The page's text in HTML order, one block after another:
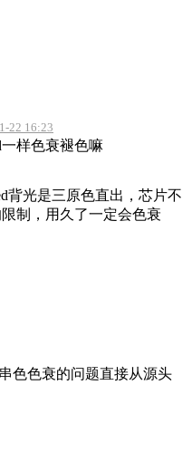
22 16:23
样色衰褪色嘛
背光是三原色直出，芯片不
制，用久了一定会色衰
色色衰的问题直接从源头